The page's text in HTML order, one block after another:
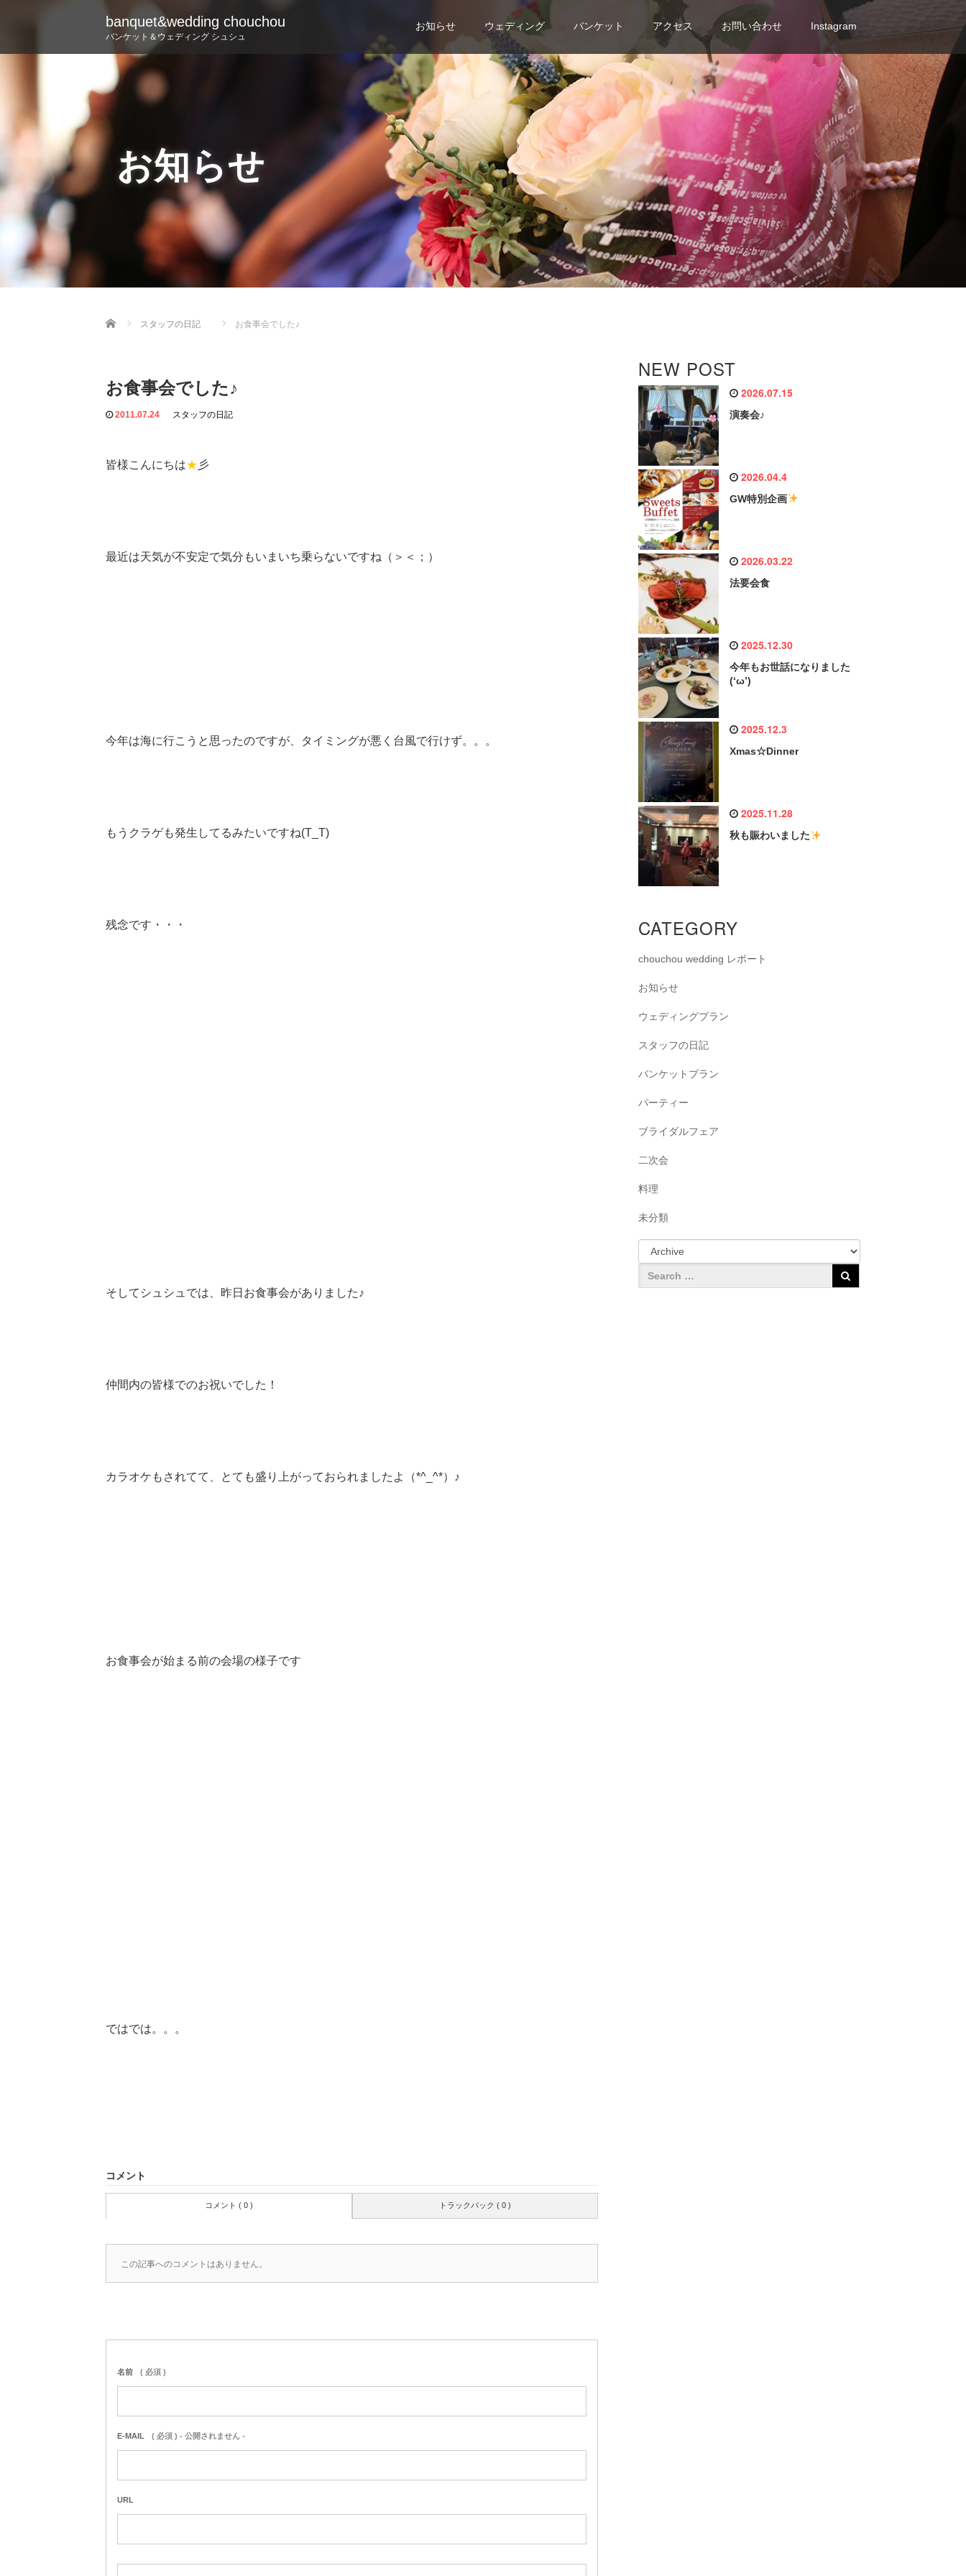
banquet&wedding chouchou
バンケット＆ウェディング シュシュ
お知らせ ウェディング バンケット アクセス お問い合わせ Instagram
お知らせ
Home スタッフの日記 お食事会でした♪
お食事会でした♪
2011.07.24 スタッフの日記
皆様こんにちは★ 彡
最近は天気が不安定で気分もいまいち乗らないですね（＞＜；）
今年は海に行こうと思ったのですが、タイミングが悪く台風で行けず。。。
もうクラゲも発生してるみたいですね(T_T)
残念です・・・
そしてシュシュでは、昨日お食事会がありました♪
仲間内の皆様でのお祝いでした！
カラオケもされてて、とても盛り上がっておられましたよ（*^_^*）♪
お食事会が始まる前の会場の様子です
ではでは。。。
コメント
コメント ( 0 ) トラックバック ( 0 )
この記事へのコメントはありません。
名前 ( 必須 )
E-MAIL ( 必須 ) - 公開されません -
URL
NEW POST
2026.07.15
演奏会♪
2026.04.4
GW特別企画
2026.03.22
法要会食
2025.12.30
今年もお世話になりました
(‘ω’)
2025.12.3
Xmas☆Dinner
2025.11.28
秋も賑わいました
CATEGORY
chouchou wedding レポート
お知らせ
ウェディングプラン
スタッフの日記
バンケットプラン
パーティー
ブライダルフェア
二次会
料理
未分類